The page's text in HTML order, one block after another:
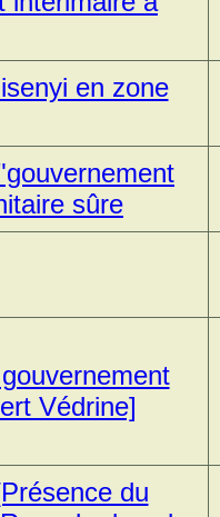
en zone
sûre
Védrine]
du